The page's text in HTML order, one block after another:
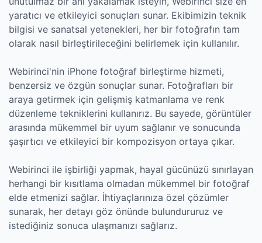
yaratıcı ve etkileyici sonuçları sunar. Ekibimizin teknik
bilgisi ve sanatsal yetenekleri, her bir fotoğrafın tam
olarak nasıl birleştirileceğini belirlemek için kullanılır.
Webirinci'nin iPhone fotoğraf birleştirme hizmeti,
benzersiz ve özgün sonuçlar sunar. Fotoğrafları bir
araya getirmek için gelişmiş katmanlama ve renk
düzenleme tekniklerini kullanırız. Bu sayede, görüntüler
arasında mükemmel bir uyum sağlanır ve sonucunda
şaşırtıcı ve etkileyici bir kompozisyon ortaya çıkar.
Webirinci ile işbirliği yapmak, hayal gücünüzü sınırlayan
herhangi bir kısıtlama olmadan mükemmel bir fotoğraf
elde etmenizi sağlar. İhtiyaçlarınıza özel çözümler
sunarak, her detayı göz önünde bulundururuz ve
istediğiniz sonuca ulaşmanızı sağlarız.